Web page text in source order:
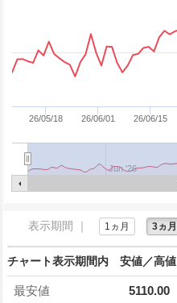
26/05/18 26/06/01 26/06/15
Jun '26
表示期間 ｜ 1ヵ月 3ヵ月
チャート表示期間内 安値／高値
最安値 5110.00